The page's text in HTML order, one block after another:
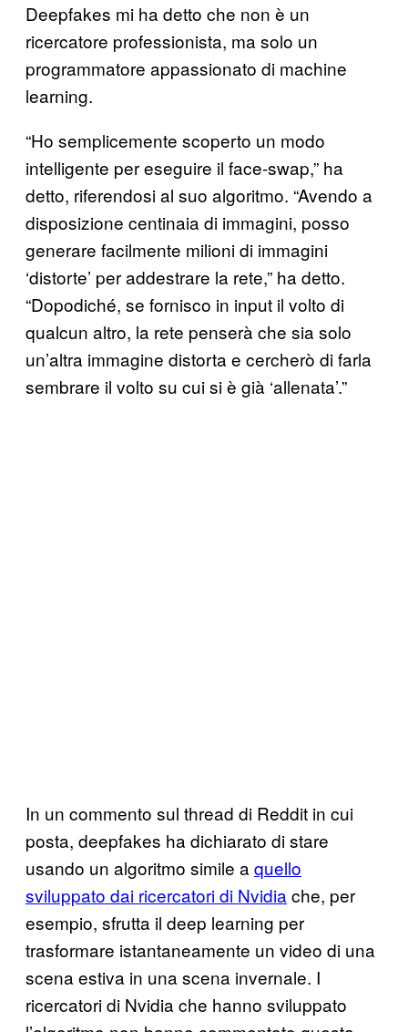
Deepfakes mi ha detto che non è un
ricercatore professionista, ma solo un
programmatore appassionato di machine
learning.
“Ho semplicemente scoperto un modo
intelligente per eseguire il face-swap,” ha
detto, riferendosi al suo algoritmo. “Avendo a
disposizione centinaia di immagini, posso
generare facilmente milioni di immagini
‘distorte’ per addestrare la rete,” ha detto.
“Dopodiché, se fornisco in input il volto di
qualcun altro, la rete penserà che sia solo
un’altra immagine distorta e cercherò di farla
sembrare il volto su cui si è già ‘allenata’.”
In un commento sul thread di Reddit in cui
posta, deepfakes ha dichiarato di stare
usando un algoritmo simile a quello
sviluppato dai ricercatori di Nvidia che, per
esempio, sfrutta il deep learning per
trasformare istantaneamente un video di una
scena estiva in una scena invernale. I
ricercatori di Nvidia che hanno sviluppato